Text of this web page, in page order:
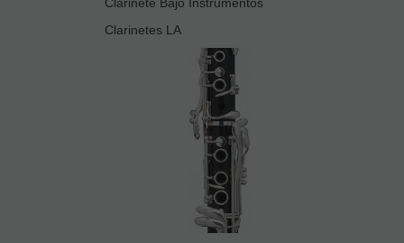
Clarinete Bajo Instrumentos
Clarinetes LA